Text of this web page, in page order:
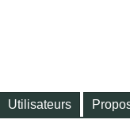
Utilisateurs